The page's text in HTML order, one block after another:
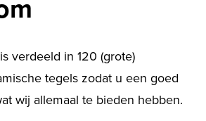
verdeeld in 120 (grote)
tegels zodat u een goed
wij allemaal te bieden hebben.